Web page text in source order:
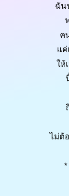
ฉัน
ค
แค่
ให้
ไม่ต้